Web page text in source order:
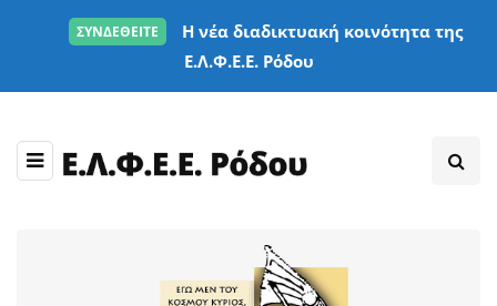
ΣΥΝΔΕΘΕΙΤΕ
Η νέα διαδικτυακή κοινότητα της
Ε.Λ.Φ.Ε.Ε. Ρόδου